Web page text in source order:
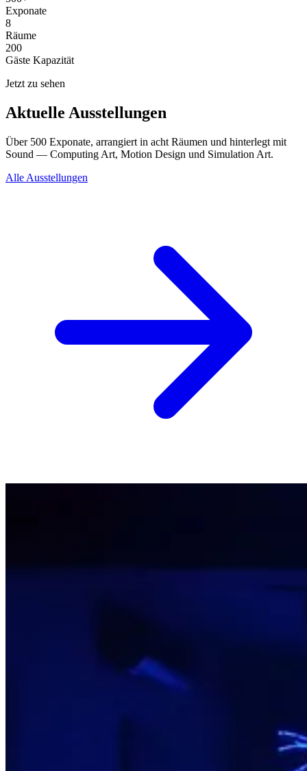
Exponate
8
Räume
200
Gäste Kapazität
Jetzt zu sehen
Aktuelle Ausstellungen
Über 500 Exponate, arrangiert in acht Räumen und hinterlegt mit
Sound — Computing Art, Motion Design und Simulation Art.
Alle Ausstellungen